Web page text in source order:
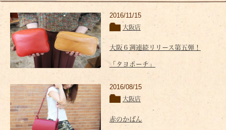
2016/11/15
大阪店
大阪６週連続リリース第五弾！
「タヨポーチ」
2016/08/15
大阪店
赤のかばん